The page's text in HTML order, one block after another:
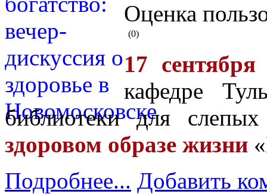
Оценка
(0)
17
кафедре
библиотеки для
здоровом образе жизни
Подробнее... Добавить